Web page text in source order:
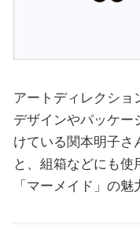
アートディレクショ
デザインやパッケー
けている関本明子さ
と、組箱などにも使
「マーメイド」の魅